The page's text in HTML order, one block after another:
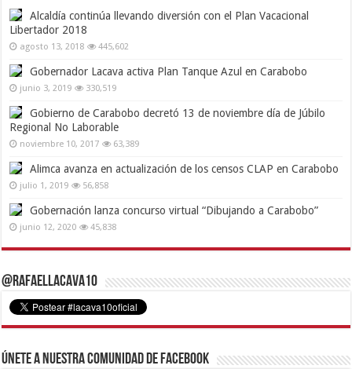
Alcaldía continúa llevando diversión con el Plan Vacacional
Libertador 2018
agosto 13, 2018 445,602
Gobernador Lacava activa Plan Tanque Azul en Carabobo
junio 3, 2019 330,519
Gobierno de Carabobo decretó 13 de noviembre día de Júbilo
Regional No Laborable
noviembre 10, 2017 63,389
Alimca avanza en actualización de los censos CLAP en Carabobo
julio 1, 2019 56,858
Gobernación lanza concurso virtual “Dibujando a Carabobo”
junio 12, 2020 45,838
@RafaelLacava10
Únete a nuestra comunidad de Facebook